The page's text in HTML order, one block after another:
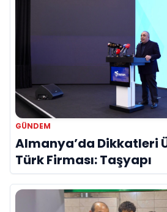
GÜNDEM
Almanya’da Dikkatleri
Türk Firması: Taşyapı